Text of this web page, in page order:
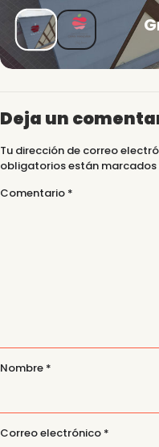
Deja un
Tu dirección de correo
obligatorios están marcados
Comentario *
Nombre *
Correo electrónico *